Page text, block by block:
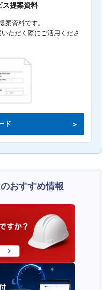
ス提案資料
案資料です。
ただく際にご活用くださ
ド
おすすめ情報